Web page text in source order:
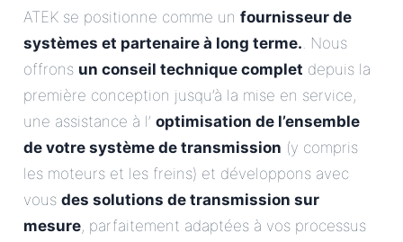
ATEK se positionne comme un fournisseur de
systèmes et partenaire à long terme.. Nous
offrons un conseil technique complet depuis la
première conception jusqu’à la mise en service,
une assistance à l’ optimisation de l’ensemble
de votre système de transmission (y compris
les moteurs et les freins) et développons avec
vous des solutions de transmission sur
mesure, parfaitement adaptées à vos processus